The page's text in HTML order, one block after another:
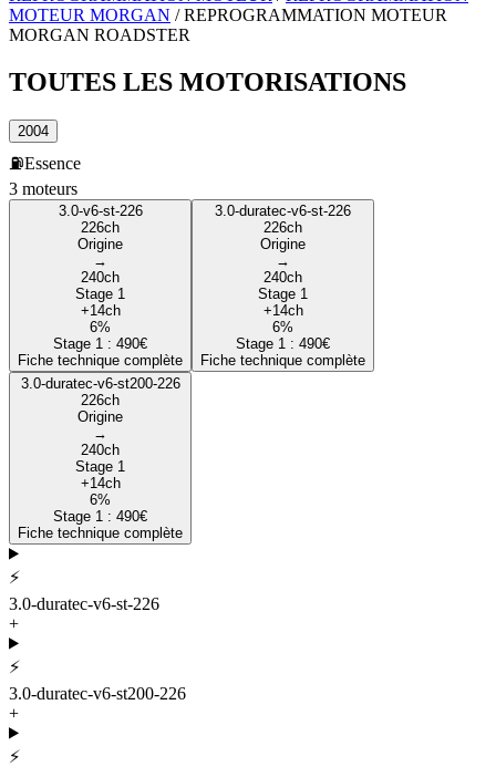
MOTEUR MORGAN /REPROGRAMMATION MOTEUR
MORGAN ROADSTER
TOUTES LES MOTORISATIONS
2004
⛽Essence
3 moteurs
3.0-v6-st-226
226ch
Origine
→
240ch
Stage 1
+14ch
6%
Stage 1 : 490€
Fiche technique complète
3.0-duratec-v6-st-226
226ch
Origine
→
240ch
Stage 1
+14ch
6%
Stage 1 : 490€
Fiche technique complète
3.0-duratec-v6-st200-226
226ch
Origine
→
240ch
Stage 1
+14ch
6%
Stage 1 : 490€
Fiche technique complète
⚡
3.0-duratec-v6-st-226
+
⚡
3.0-duratec-v6-st200-226
+
⚡